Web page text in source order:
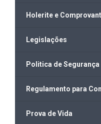
Holerite e
Legislações
Politica de
Regulamento para
Prova de Vida